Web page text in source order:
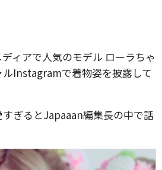
ィアで人気のモデル ローラちゃ
Instagramで着物姿を披露して
ぎるとJapaaan編集長の中で話